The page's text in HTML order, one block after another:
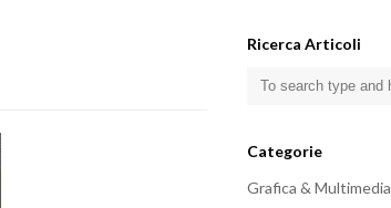
Ricerca Articoli
Categorie
Grafica & Multimedia